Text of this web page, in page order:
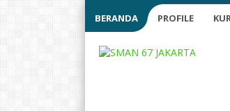
BERANDA PROFILE